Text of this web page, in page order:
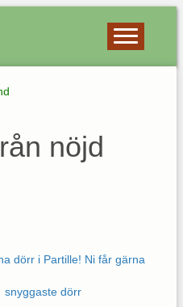
nöjd
dörr i Partille! Ni får gärna
snyggaste dörr